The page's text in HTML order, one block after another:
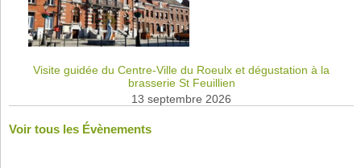
Visite guidée du Centre-Ville du Roeulx et dégustation à la
brasserie St Feuillien
13 septembre 2026
Voir tous les Évènements